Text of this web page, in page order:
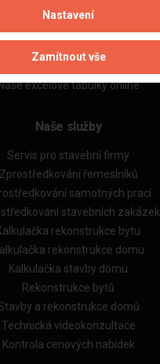
pro používání souborů cookie
excelové tabulky online
Naše služby
Servis pro stavební firmy
Zprostředkování řemeslníků
samotných prací
stavebních zakázek
rekonstrukce bytu
rekonstrukce domu
Kalkulačka stavby domu
Rekonstrukce bytů
a rekonstrukce domů
Technická videokonzultace
Kontrola cenových nabídek
Nastavení
Zamítnout vše